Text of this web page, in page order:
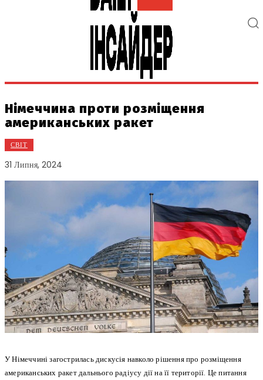
Німеччина проти розміщення
американських ракет
СВІТ
31 Липня, 2024
У Німеччині загострилась дискусія навколо рішення про розміщення
американських ракет дальнього радіусу дії на її території. Це питання